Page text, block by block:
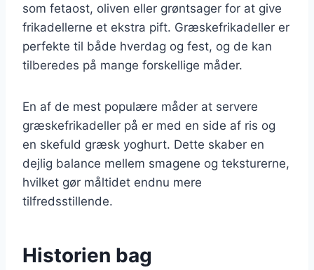
som fetaost, oliven eller grøntsager for at give
frikadellerne et ekstra pift. Græskefrikadeller er
perfekte til både hverdag og fest, og de kan
tilberedes på mange forskellige måder.
En af de mest populære måder at servere
græskefrikadeller på er med en side af ris og
en skefuld græsk yoghurt. Dette skaber en
dejlig balance mellem smagene og teksturerne,
hvilket gør måltidet endnu mere
tilfredsstillende.
Historien bag